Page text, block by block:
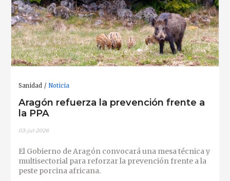
Sanidad Noticia
Aragón refuerza la prevención frente a
la PPA
03-jul-2026
El Gobierno de Aragón convocará una mesa técnica y
multisectorial para reforzar la prevención frente a la
peste porcina africana.